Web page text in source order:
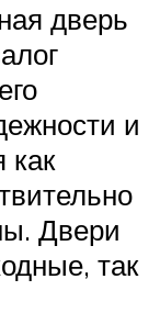
дверь
и
как
Двери
так